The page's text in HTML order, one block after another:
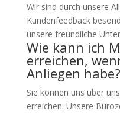
Wir sind durch unsere
Kundenfeedback
unsere freundliche
Wie kann ich
erreichen,
Anliegen habe?
Sie können uns über
erreichen. Unsere